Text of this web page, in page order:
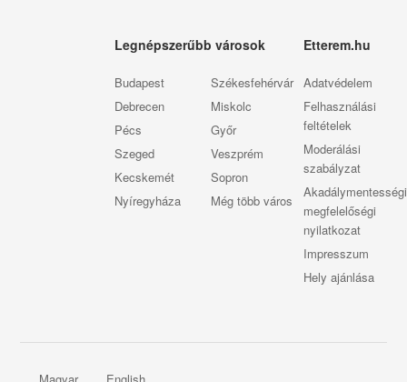
Legnépszerűbb városok
Budapest
Debrecen
Pécs
Szeged
Kecskemét
Nyíregyháza
Székesfehérvár
Miskolc
Győr
Veszprém
Sopron
Még több város
Etterem.hu
Adatvédelem
Felhasználási
feltételek
Moderálási
szabályzat
Akadálymentességi
megfelelőségi
nyilatkozat
Impresszum
Hely ajánlása